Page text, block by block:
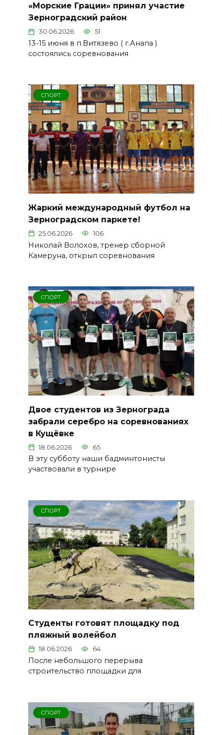
«Морские Грации» принял участие
Зерноградский район
30.06.2026 51
13-15 июня в п.Витязево ( г.Анапа )
состоялись соревнования
СПОРТ
Жаркий международный футбол на
Зерноградском паркете!
25.06.2026 106
Николай Волохов, тренер сборной
Камеруна, открыл соревнования
СПОРТ
Двое студентов из Зернограда
забрали серебро на соревнованиях
в Кущёвке
18.06.2026 65
В эту субботу наши бадминтонисты
участвовали в турнире
СПОРТ
Студенты готовят площадку под
пляжный волейбол
18.06.2026 64
После небольшого перерыва
строительство площадки для
СПОРТ